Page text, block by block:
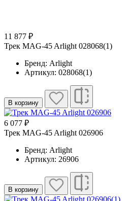
11 877 ₽
Трек MAG-45 Arlight 028068(1)
Бренд: Arlight
Артикул: 028068(1)
В корзину
6 077 ₽
Трек MAG-45 Arlight 026906
Бренд: Arlight
Артикул: 26906
В корзину